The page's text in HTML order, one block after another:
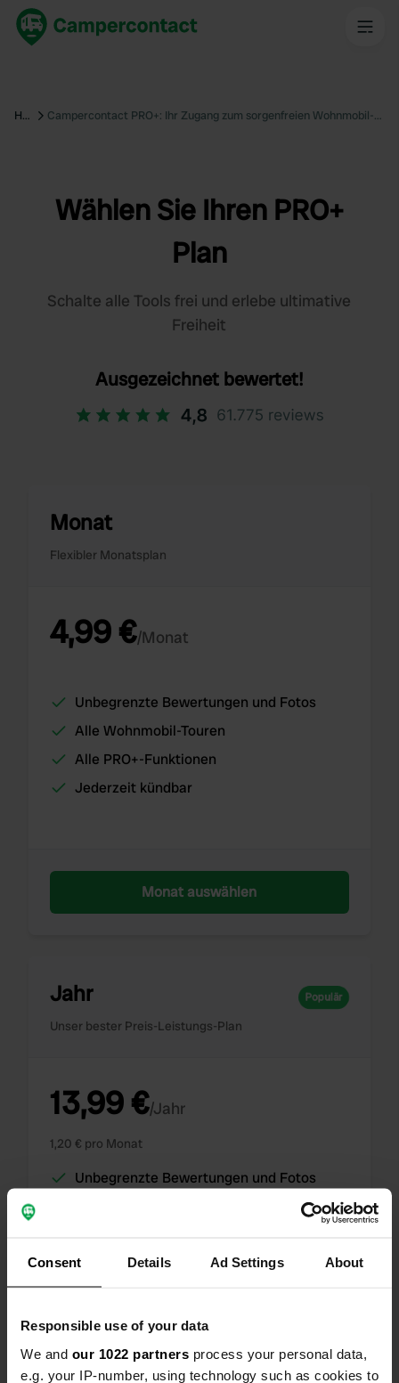
Consent Details Ad Settings About
Responsible use of your data
We and our 1022 partners process your personal data,
e.g. your IP-number, using technology such as cookies to
Home Campercontact PRO+: Ihr Zugang zum sorgenfreien Wohnmobil-Erlebnis | Campercontact
Wählen Sie Ihren PRO+
Plan
Schalte alle Tools frei und erlebe ultimative
Freiheit
Ausgezeichnet bewertet!
Monat
Flexibler Monatsplan
4,99 €/Monat
Unbegrenzte Bewertungen und Fotos
Alle Wohnmobil-Touren
Alle PRO+-Funktionen
Jederzeit kündbar
Monat auswählen
Jahr Populär
Unser bester Preis-Leistungs-Plan
13,99 €/Jahr
1,20 € pro Monat
Unbegrenzte Bewertungen und Fotos
Beliebteste Option
Jahr auswählen